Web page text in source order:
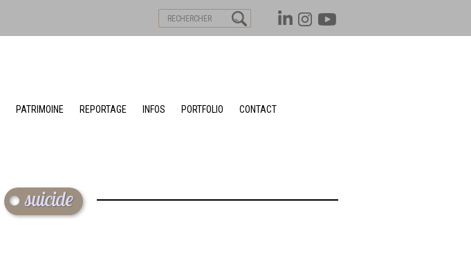
PATRIMOINE REPORTAGE INFOS PORTFOLIO CONTACT
suicide